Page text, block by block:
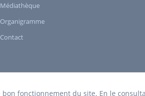
Médiathèque
Organigramme
Contact
bon fonctionnement du site. En le